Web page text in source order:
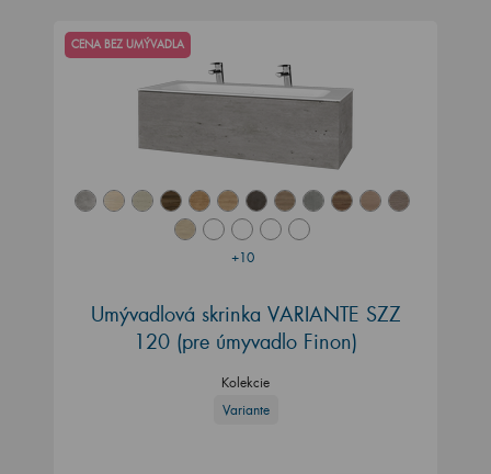
+10
CENA BEZ UMÝVADLA
Umývadlová skrinka VARIANTE SZZ
120 (pre úmyvadlo Finon)
Kolekcie
Variante